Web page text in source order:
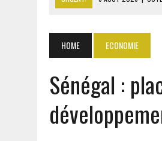
6 AOÛT 2026 | MONDIAL 2030 :
6 AOÛT 2026
SÉNÉGAL :
HOME ECONOMIE
Sénégal :